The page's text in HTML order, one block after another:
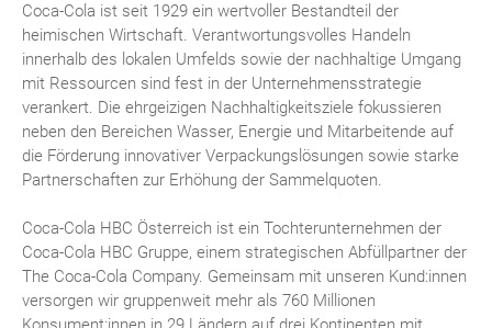
Coca-Cola ist seit 1929 ein wertvoller Bestandteil der
heimischen Wirtschaft. Verantwortungsvolles Handeln
innerhalb des lokalen Umfelds sowie der nachhaltige Umgang
mit Ressourcen sind fest in der Unternehmensstrategie
verankert. Die ehrgeizigen Nachhaltigkeitsziele fokussieren
neben den Bereichen Wasser, Energie und Mitarbeitende auf
die Förderung innovativer Verpackungslösungen sowie starke
Partnerschaften zur Erhöhung der Sammelquoten.
Coca-Cola HBC Österreich ist ein Tochterunternehmen der
Coca-Cola HBC Gruppe, einem strategischen Abfüllpartner der
The Coca-Cola Company. Gemeinsam mit unseren Kund:innen
versorgen wir gruppenweit mehr als 760 Millionen